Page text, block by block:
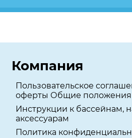
Компания
Пользовательское
оферты Общие положения
Инструкции к бассейнам,
аксессуарам
Политика